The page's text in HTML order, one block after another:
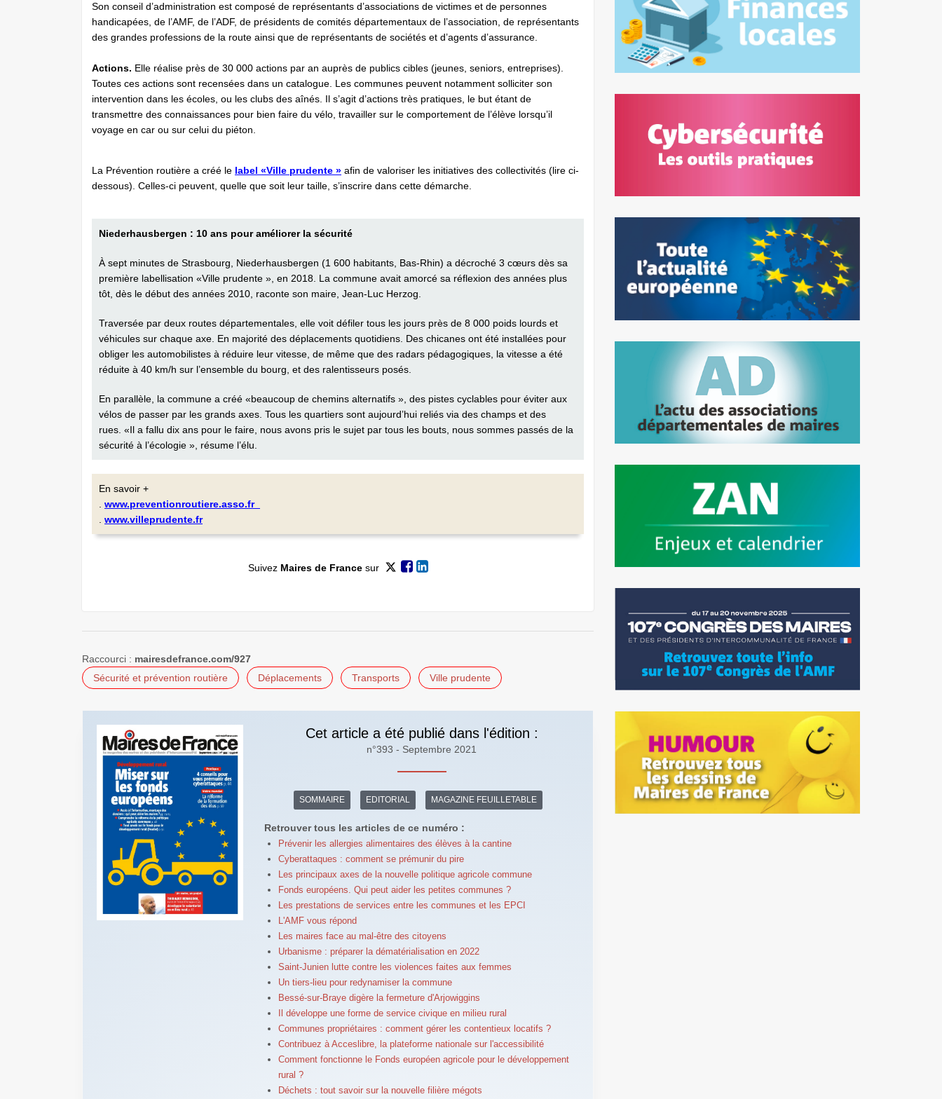
Son conseil d’administration est composé de représentants d’associations de victimes et de personnes
handicapées, de l’AMF, de l’ADF, de présidents de comités départementaux de l’association, de représentants
des grandes professions de la route ainsi que de représentants de sociétés et d’agents d’assurance.
Actions. Elle réalise près de 30 000 actions par an auprès de publics cibles (jeunes, seniors, entreprises).
Toutes ces actions sont recensées dans un catalogue. Les communes peuvent notamment solliciter son
intervention dans les écoles, ou les clubs des aînés. Il s’agit d’actions très pratiques, le but étant de
transmettre des connaissances pour bien faire du vélo, travailler sur le comportement de l’élève lorsqu’il
voyage en car ou sur celui du piéton.
La Prévention routière a créé le label «Ville prudente » afin de valoriser les initiatives des collectivités (lire ci-
dessous). Celles-ci peuvent, quelle que soit leur taille, s’inscrire dans cette démarche.
Niederhausbergen : 10 ans pour améliorer la sécurité
À sept minutes de Strasbourg, Niederhausbergen (1 600 habitants, Bas-Rhin) a décroché 3 cœurs dès sa
première labellisation «Ville prudente », en 2018. La commune avait amorcé sa réflexion des années plus
tôt, dès le début des années 2010, raconte son maire, Jean-Luc Herzog.
Traversée par deux routes départementales, elle voit défiler tous les jours près de 8 000 poids lourds et
véhicules sur chaque axe. En majorité des déplacements quotidiens. Des chicanes ont été installées pour
obliger les automobilistes à réduire leur vitesse, de même que des radars pédagogiques, la vitesse a été
réduite à 40 km/h sur l’ensemble du bourg, et des ralentisseurs posés.
En parallèle, la commune a créé «beaucoup de chemins alternatifs », des pistes cyclables pour éviter aux
vélos de passer par les grands axes. Tous les quartiers sont aujourd’hui reliés via des champs et des
rues. «Il a fallu dix ans pour le faire, nous avons pris le sujet par tous les bouts, nous sommes passés de la
sécurité à l’écologie », résume l’élu.
En savoir +
www.preventionroutiere.asso.fr
www.villeprudente.fr
Suivez Maires de Francesur
Raccourci : mairesdefrance.com/927
Sécurité et prévention routière
Déplacements Transports Ville prudente
Cet article a été publié dans l'édition :
n°393 - Septembre 2021
SOMMAIRE EDITORIAL MAGAZINE FEUILLETABLE
Retrouver tous les articles de ce numéro :
Prévenir les allergies alimentaires des élèves à la cantine
Cyberattaques : comment se prémunir du pire
Les principaux axes de la nouvelle politique agricole commune
Fonds européens. Qui peut aider les petites communes ?
Les prestations de services entre les communes et les EPCI
L'AMF vous répond
Les maires face au mal-être des citoyens
Urbanisme : préparer la dématérialisation en 2022
Saint-Junien lutte contre les violences faites aux femmes
Un tiers-lieu pour redynamiser la commune
Bessé-sur-Braye digère la fermeture d'Arjowiggins
Il développe une forme de service civique en milieu rural
Communes propriétaires : comment gérer les contentieux locatifs ?
Contribuez à Acceslibre, la plateforme nationale sur l'accessibilité
Comment fonctionne le Fonds européen agricole pour le développement
rural ?
Déchets : tout savoir sur la nouvelle filière mégots